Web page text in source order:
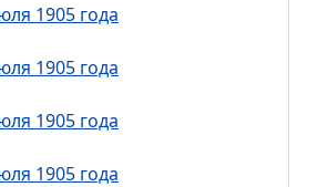
1905 года
1905 года
1905 года
1905 года